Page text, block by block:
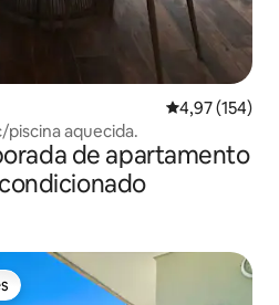
4,97 de uma
4,97 (154)
piscina aquecida.
de apartamento
dos hóspedes